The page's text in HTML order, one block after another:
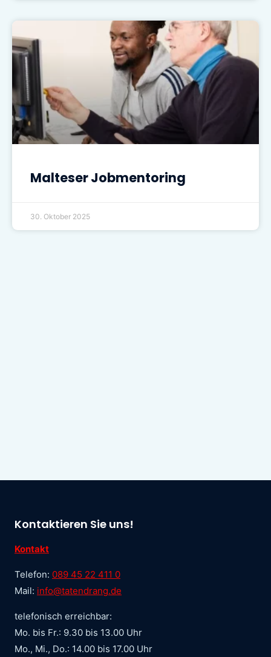
Malteser Jobmentoring
30. Oktober 2025
Kontaktieren Sie uns!
Kontakt
Telefon: 089 45 22 411 0
Mail: info@tatendrang.de
telefonisch erreichbar:
Mo. bis Fr.: 9.30 bis 13.00 Uhr
Mo., Mi., Do.: 14.00 bis 17.00 Uhr